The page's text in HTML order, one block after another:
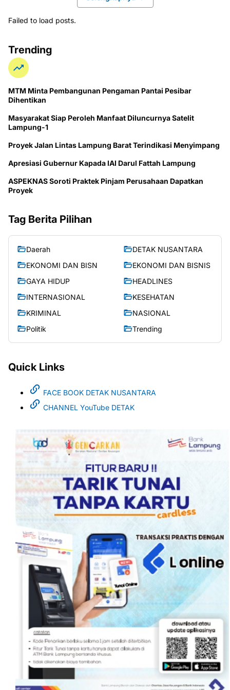
Failed to load posts.
Trending
MTM Minta Pembangunan Pengaman Pantai Pesibar
Dihentikan
Masyarakat Siap Peroleh Manfaat Diluncurnya Satelit
Lampung-1
Proyek Jalan Lintas Lampung Barat Terindikasi Menyimpang
Apresiasi Gubernur Kapada IAI Darul Fattah Lampung
ASPEKNAS Soroti Praktek Pinjam Perusahaan Dapatkan
Proyek
Tag Berita Pilihan
Daerah
DETAK NUSANTARA
EKONOMI DAN BISN
EKONOMI DAN BISNIS
GAYA HIDUP
HEADLINES
INTERNASIONAL
KESEHATAN
KRIMINAL
NASIONAL
Politik
Trending
Quick Links
FACE BOOK DETAK NUSANTARA
CHANNEL YouTube DETAK